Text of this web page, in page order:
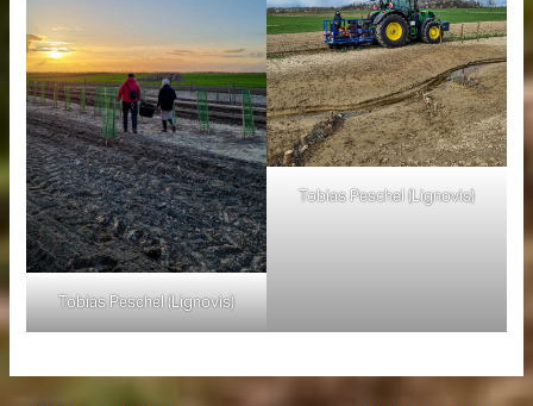
Tobias Peschel (Lignovis)
Tobias Peschel (Lignovis)